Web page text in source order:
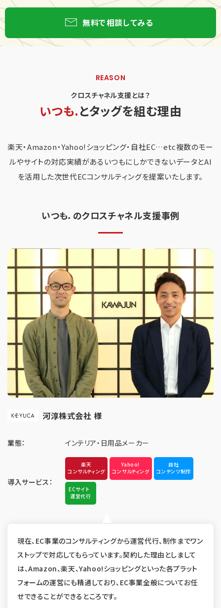
無料で相談してみる
REASON
クロスチャネル支援とは？
いつも.とタッグを組む理由
楽天・Amazon・Yahoo!ショッピング・自社EC…etc複数のモー
ルやサイトの対応実績があるいつもにしかできないデータとAI
を活用した次世代ECコンサルティングを提案いたします。
いつも．のクロスチャネル支援事例
河淳株式会社 様
業態： インテリア・日用品メーカー
導入サービス：
楽天
コンサルティング
Yahoo!
コンサルティング
自社
コンテンツ制作
ECサイト
運営代行
現在、EC事業のコンサルティングから運営代行、制作までワン
ストップで対応してもらっています。契約した理由としまして
は、Amazon、楽天、Yahoo!ショッピングといった各プラット
フォームの運営にも精通しており、EC事業全般についてお任
せできることができるところです。